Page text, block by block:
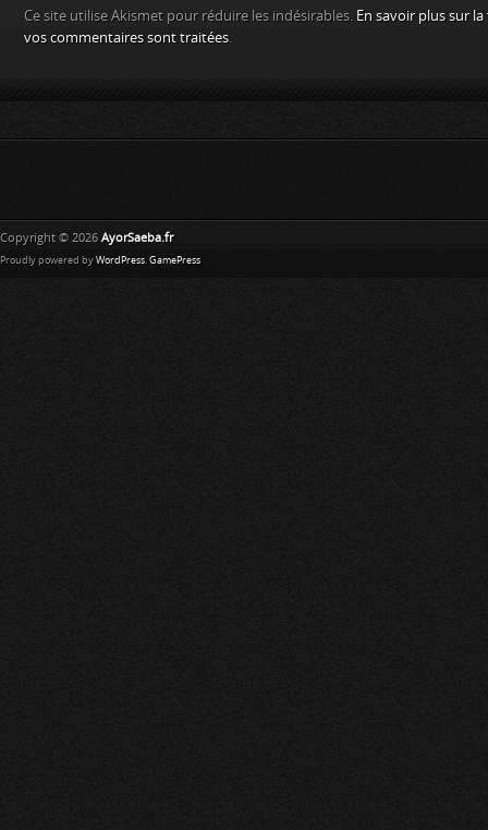
Ce site utilise Akismet pour réduire les indésirables. En savoir plus sur
vos commentaires sont traitées.
Copyright © 2026 AyorSaeba.fr
Proudly powered by WordPress. GamePress